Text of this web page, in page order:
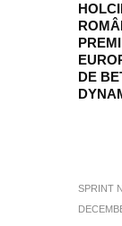
DE
SPRINT